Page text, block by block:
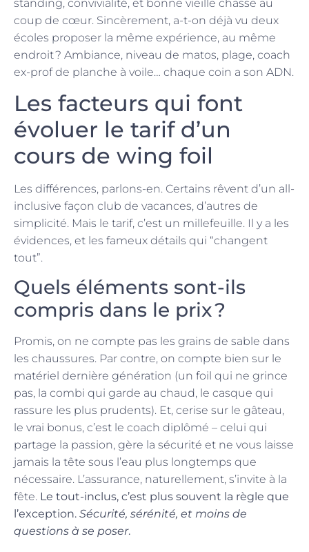
standing, convivialité, et bonne vieille chasse au
coup de cœur. Sincèrement, a-t-on déjà vu deux
écoles proposer la même expérience, au même
endroit ? Ambiance, niveau de matos, plage, coach
ex-prof de planche à voile… chaque coin a son ADN.
Les facteurs qui font
évoluer le tarif d’un
cours de wing foil
Les différences, parlons-en. Certains rêvent d’un all-
inclusive façon club de vacances, d’autres de
simplicité. Mais le tarif, c’est un millefeuille. Il y a les
évidences, et les fameux détails qui “changent
tout”.
Quels éléments sont-ils
compris dans le prix ?
Promis, on ne compte pas les grains de sable dans
les chaussures. Par contre, on compte bien sur le
matériel dernière génération (un foil qui ne grince
pas, la combi qui garde au chaud, le casque qui
rassure les plus prudents). Et, cerise sur le gâteau,
le vrai bonus, c’est le coach diplômé – celui qui
partage la passion, gère la sécurité et ne vous laisse
jamais la tête sous l’eau plus longtemps que
nécessaire. L’assurance, naturellement, s’invite à la
fête. Le tout-inclus, c’est plus souvent la règle que
l’exception. Sécurité, sérénité, et moins de
questions à se poser.